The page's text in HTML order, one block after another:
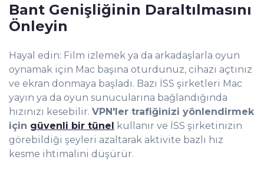
Hayal edin: Film izlemek ya da arkadaşlarla oyun
oynamak için Mac başına oturdunuz, cihazı açtınız
ve ekran donmaya başladı. Bazı İSS şirketleri Mac
yayın ya da oyun sunucularına bağlandığında
hızınızı kesebilir. VPN'ler trafiğinizi yönlendirmek
için güvenli bir tünel kullanır ve İSS şirketinizin
görebildiği şeyleri azaltarak aktivite bazlı hız
kesme ihtimalini düşürür.
Bant Genişliğinin Daraltılmasını
Önleyin